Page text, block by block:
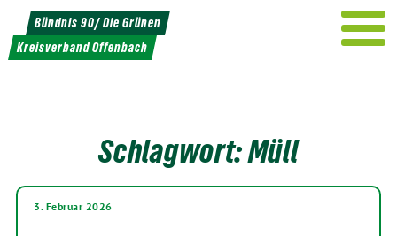
Weiter
zum
Inhalt
Bündnis 90/ Die Grünen
Kreisverband Offenbach
Schlagwort:Müll
3. Februar 2026